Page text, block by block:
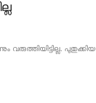
പുതുക്കിയ